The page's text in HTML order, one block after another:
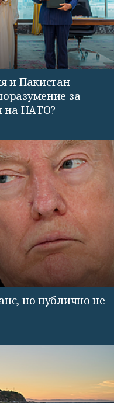
и Пакистан
за
на НАТО?
но публично не